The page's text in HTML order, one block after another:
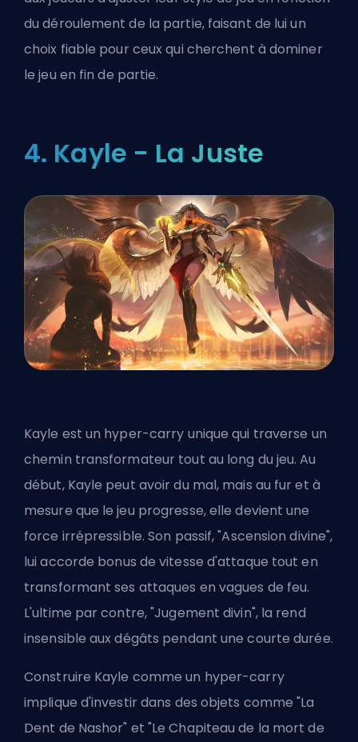
du déroulement de la partie, faisant de lui un
choix fiable pour ceux qui cherchent à dominer
le jeu en fin de partie.
4. Kayle - La Juste
Kayle est un hyper-carry unique qui traverse un
chemin transformateur tout au long du jeu. Au
début, Kayle peut avoir du mal, mais au fur et à
mesure que le jeu progresse, elle devient une
force irrépressible. Son passif, "Ascension divine",
lui accorde bonus de vitesse d'attaque tout en
transformant ses attaques en vagues de feu.
L'ultime par contre, "Jugement divin", la rend
insensible aux dégâts pendant une courte durée.
Construire Kayle comme un hyper-carry
implique d'investir dans des objets comme "La
Dent de Nashor" et "Le Chapiteau de la mort de